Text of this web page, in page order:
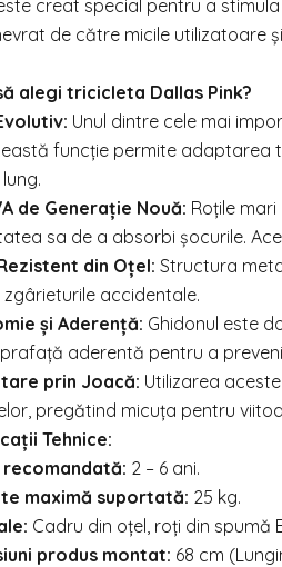
creat special pentru a
de către micile utilizatoare
alegi tricicleta Dallas Pink?
Unul dintre cele mai
funcție permite adaptarea
de Generație Nouă: Roțile mari
sa de a absorbi șocurile.
din Oțel: Structura
zgârieturile accidentale.
și Aderență: Ghidonul este
aderentă pentru a
prin Joacă: Utilizarea
pregătind micuța pentru
Tehnice:
2 – 6 ani.
maximă suportată: 25 kg.
Cadru din oțel, roți din spumă
produs montat: 68 cm